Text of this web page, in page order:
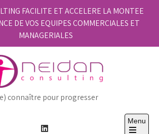
FACILITE ET ACCELERE LA MONTEE
DE VOS EQUIPES COMMERCIALES ET
MANAGERIALES
connaître pour progresser
Menu